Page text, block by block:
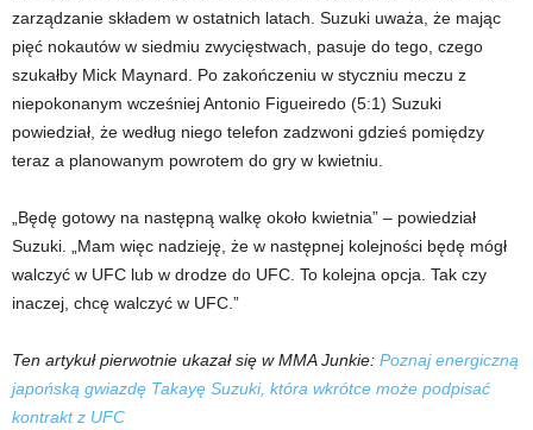
zarządzanie składem w ostatnich latach. Suzuki uważa, że ​​mając
pięć nokautów w siedmiu zwycięstwach, pasuje do tego, czego
szukałby Mick Maynard. Po zakończeniu w styczniu meczu z
niepokonanym wcześniej Antonio Figueiredo (5:1) Suzuki
powiedział, że według niego telefon zadzwoni gdzieś pomiędzy
teraz a planowanym powrotem do gry w kwietniu.
„Będę gotowy na następną walkę około kwietnia” – powiedział
Suzuki. „Mam więc nadzieję, że w następnej kolejności będę mógł
walczyć w UFC lub w drodze do UFC. To kolejna opcja. Tak czy
inaczej, chcę walczyć w UFC.”
Ten artykuł pierwotnie ukazał się w MMA Junkie: Poznaj energiczną
japońską gwiazdę Takayę Suzuki, która wkrótce może podpisać
kontrakt z UFC